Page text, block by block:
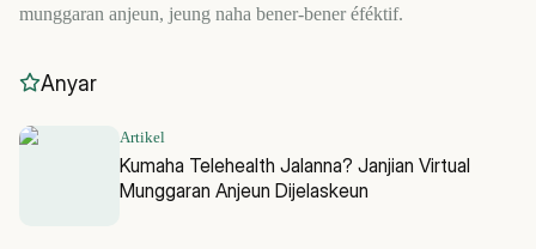
munggaran anjeun, jeung naha bener-bener éféktif.
Anyar
Artikel
Kumaha Telehealth Jalanna? Janjian Virtual
Munggaran Anjeun Dijelaskeun